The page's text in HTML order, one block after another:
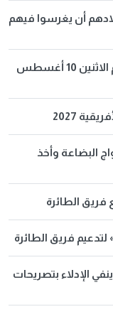
أن يغرسوا فيهم
مواقيت الصلاة في محافظات مصر اليوم الاثنين 10 أغسطس
2027
البضاعة وأخذ
فريق الطائرة
فريق الطائرة
الإدلاء بتصريحات